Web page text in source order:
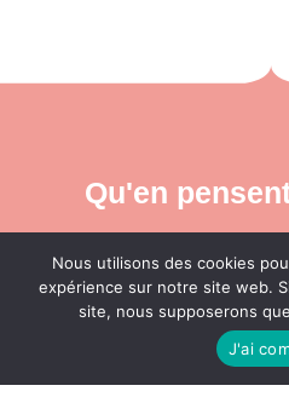
Qu'en
Nous utilisons des cookies
expérience sur notre site web.
site, nous supposerons
J'ai